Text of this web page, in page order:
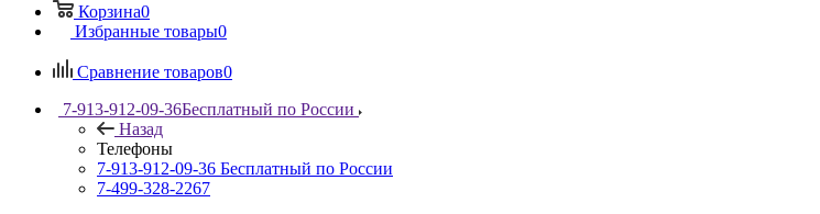
Корзина0
Избранные товары0
Сравнение товаров0
7-913-912-09-36Бесплатный по России
Назад
Телефоны
7-913-912-09-36 Бесплатный по России
7-499-328-2267